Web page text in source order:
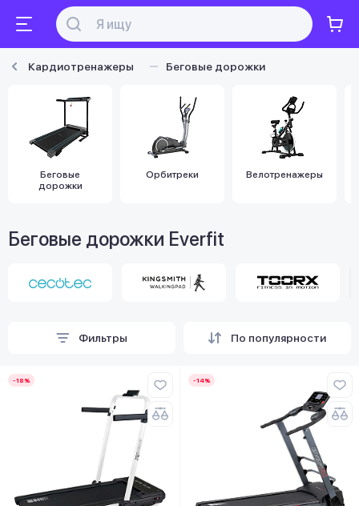
Кардиотренажеры Беговые дорожки
Беговые
дорожки
Орбитреки Велотренажеры
Беговые дорожки Everfit
Фильтры По популярности
-18% -14%